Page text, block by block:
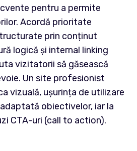
pentru a permite
Acordă prioritate
prin conținut
logică și internal linking
vizitatorii să găsească
Un site profesionist
vizuală, ușurința de utilizare
obiectivelor, iar la
CTA-uri (call to action).